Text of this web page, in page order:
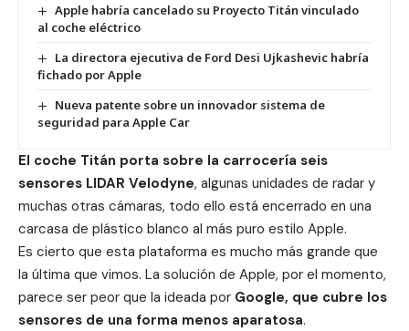
Apple habría cancelado su Proyecto Titán vinculado
al coche eléctrico
La directora ejecutiva de Ford Desi Ujkashevic habría
fichado por Apple
Nueva patente sobre un innovador sistema de
seguridad para Apple Car
El coche Titán porta sobre la carrocería seis
sensores LIDAR Velodyne, algunas unidades de radar y
muchas otras cámaras, todo ello está encerrado en una
carcasa de plástico blanco al más puro estilo Apple.
Es cierto que esta plataforma es mucho más grande que
la última que vimos. La solución de Apple, por el momento,
parece ser peor que la ideada por Google, que cubre los
sensores de una forma menos aparatosa.